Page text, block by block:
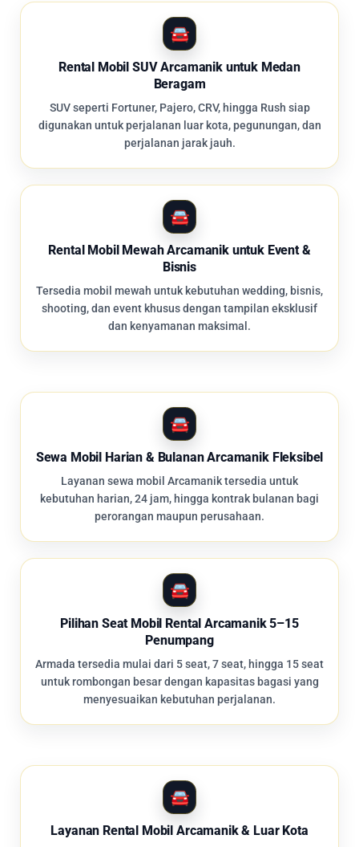
Rental Mobil SUV Arcamanik untuk Medan
Beragam
SUV seperti Fortuner, Pajero, CRV, hingga Rush siap
digunakan untuk perjalanan luar kota, pegunungan, dan
perjalanan jarak jauh.
Rental Mobil Mewah Arcamanik untuk Event &
Bisnis
Tersedia mobil mewah untuk kebutuhan wedding, bisnis,
shooting, dan event khusus dengan tampilan eksklusif
dan kenyamanan maksimal.
Sewa Mobil Harian & Bulanan Arcamanik Fleksibel
Layanan sewa mobil Arcamanik tersedia untuk
kebutuhan harian, 24 jam, hingga kontrak bulanan bagi
perorangan maupun perusahaan.
Pilihan Seat Mobil Rental Arcamanik 5–15
Penumpang
Armada tersedia mulai dari 5 seat, 7 seat, hingga 15 seat
untuk rombongan besar dengan kapasitas bagasi yang
menyesuaikan kebutuhan perjalanan.
Layanan Rental Mobil Arcamanik & Luar Kota